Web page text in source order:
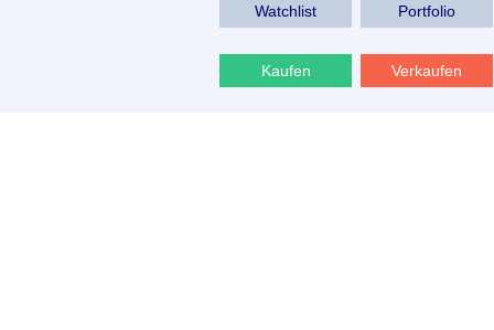
Watchlist Portfolio
Kaufen Verkaufen